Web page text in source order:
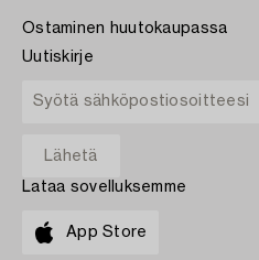
Ostaminen huutokaupassa
Uutiskirje
Lataa sovelluksemme
App Store